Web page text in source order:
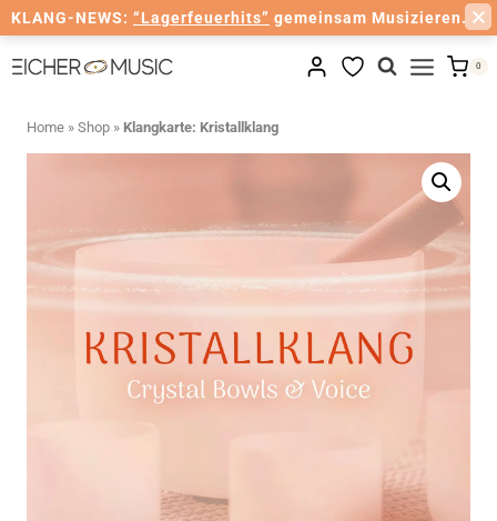
Inhalt
0
Home » Shop » Klangkarte: Kristallklang
KLANG-NEWS: “Lagerfeuerhits” gemeinsam Musizieren.